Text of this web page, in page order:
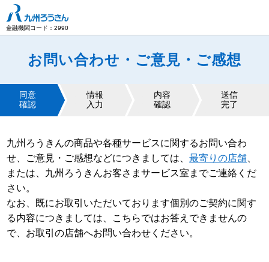
金融機関コード：2990
お問い合わせ・ご意見・ご感想
同意
確認
情報
入力
内容
確認
送信
完了
九州ろうきんの商品や各種サービスに関するお問い合わ
せ、ご意見・ご感想などにつきましては、最寄りの店舗
または、九州ろうきんお客さまサービス室までご連絡くだ
さい。
なお、既にお取引いただいております個別のご契約に関す
る内容につきましては、こちらではお答えできませんの
で、お取引の店舗へお問い合わせください。